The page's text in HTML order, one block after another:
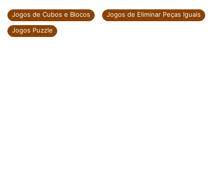
Jogos de Cubos e Blocos
Jogos de Eliminar Peças Iguais
Jogos Puzzle